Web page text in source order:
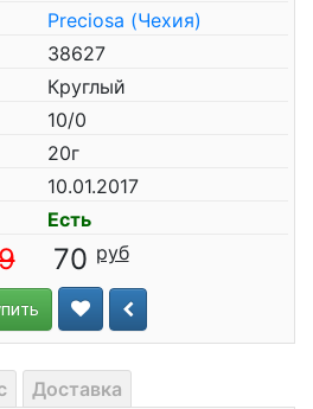
Preciosa (Чехия)
38627
Круглый
10/0
20г
10.01.2017
Есть
70
Доставка